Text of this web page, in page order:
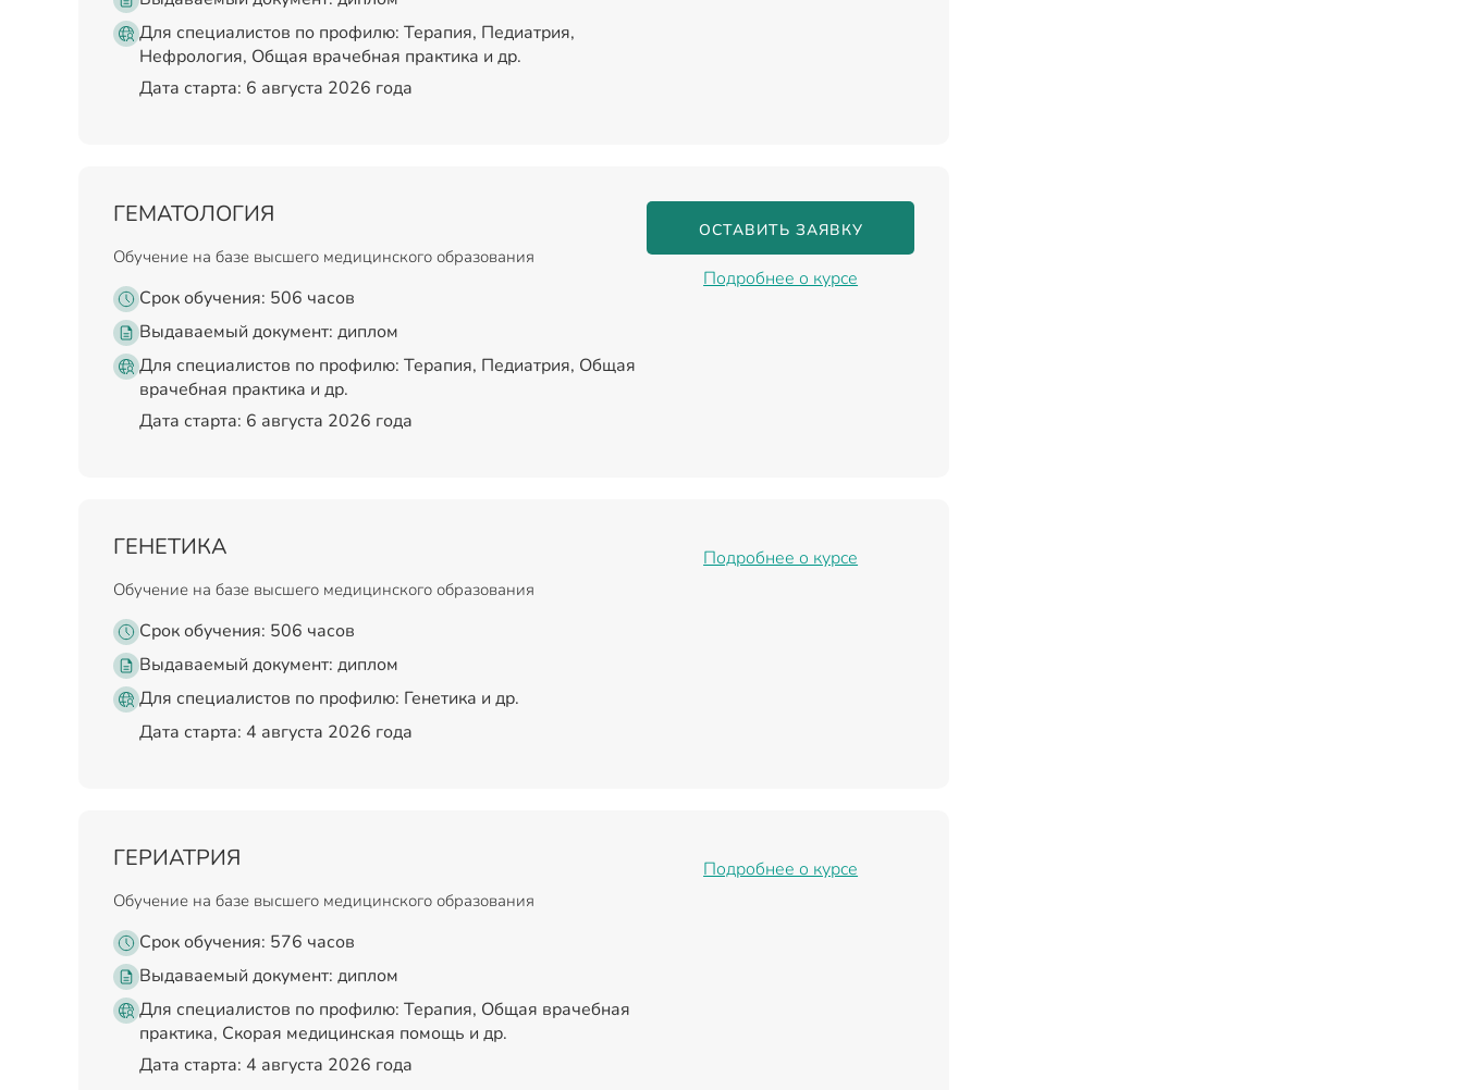
Для специалистов по профилю: Терапия, Педиатрия,
Нефрология, Общая врачебная практика и др.
Дата старта: 6 августа 2026 года
ГЕМАТОЛОГИЯ
Обучение на базе высшего медицинского образования
Срок обучения: 506 часов
Выдаваемый документ: диплом
Для специалистов по профилю: Терапия, Педиатрия, Общая
врачебная практика и др.
Дата старта: 6 августа 2026 года
ОСТАВИТЬ ЗАЯВКУ
Подробнее о курсе
ГЕНЕТИКА
Обучение на базе высшего медицинского образования
Срок обучения: 506 часов
Выдаваемый документ: диплом
Для специалистов по профилю: Генетика и др.
Дата старта: 4 августа 2026 года
Подробнее о курсе
ГЕРИАТРИЯ
Обучение на базе высшего медицинского образования
Срок обучения: 576 часов
Выдаваемый документ: диплом
Для специалистов по профилю: Терапия, Общая врачебная
практика, Скорая медицинская помощь и др.
Дата старта: 4 августа 2026 года
Подробнее о курсе